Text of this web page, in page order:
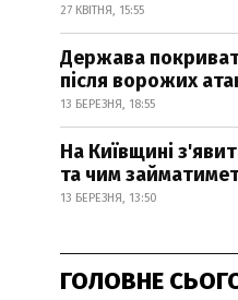
27 КВІТНЯ, 15:55
Держава
після ворожих
13 БЕРЕЗНЯ, 18:55
На Київщині
та чим
13 БЕРЕЗНЯ, 13:50
ГОЛОВНЕ